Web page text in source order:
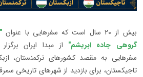
بیش از 20 سال است که سفرهایی با عنوان
گروهی جاده ابریشم" از مبدا ایران
سفرهایی به مقصد کشورهای ترکمنستان،
تاجیکستان، برای بازدید از شهرهای تاریخی